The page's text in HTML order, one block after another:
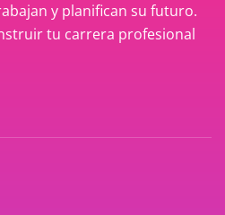
y planifican su futuro.
tu carrera profesional